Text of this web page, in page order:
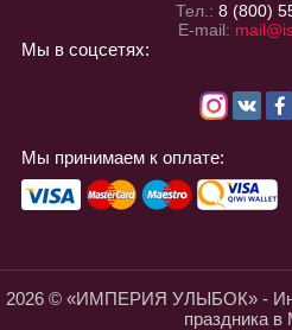
Тел.: 8 (800)
E-mail:
Мы в соцсетях:
Мы принимаем к оплате:
2026 © «ИМПЕРИЯ УЛЫБОК» -
праздника в